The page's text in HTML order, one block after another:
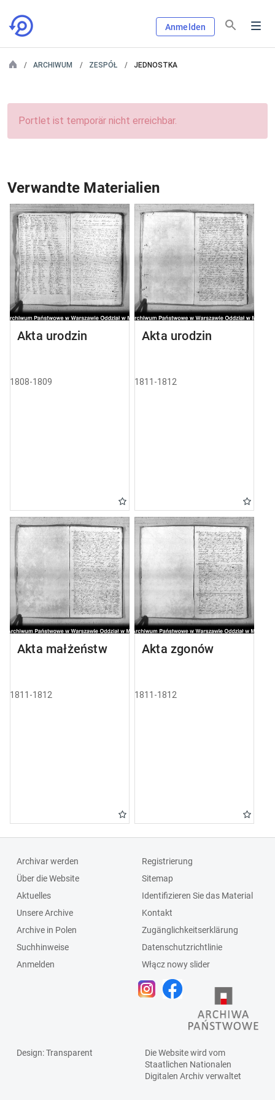
Anmelden
ARCHIWUM ZESPÓŁ JEDNOSTKA
Portlet ist temporär nicht erreichbar.
Verwandte Materialien
Akta urodzin
1808-1809
Akta urodzin
1811-1812
Akta małżeństw
1811-1812
Akta zgonów
1811-1812
Archivar werden
Über die Website
Aktuelles
Unsere Archive
Archive in Polen
Suchhinweise
Anmelden
Registrierung
Sitemap
Identifizieren Sie das Material
Kontakt
Zugänglichkeitserklärung
Datenschutzrichtlinie
Włącz nowy slider
Design: Transparent
Die Website wird vom
Staatlichen Nationalen
Digitalen Archivverwaltet